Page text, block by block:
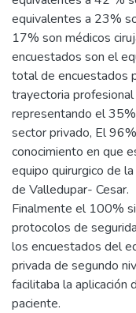
equivalentes a 23%
17% son médicos
encuestados son el
total de encuestados
trayectoria
representando el
sector privado, El
conocimiento en que
equipo quirurgico de
de Valledupar- Cesar.
Finalmente el 100%
protocolos de
los encuestados del
privada de segundo
facilitaba la aplicación
paciente.